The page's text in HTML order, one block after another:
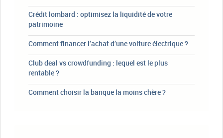
Crédit lombard : optimisez la liquidité de votre
patrimoine
Comment financer l’achat d’une voiture électrique ?
Club deal vs crowdfunding : lequel est le plus
rentable ?
Comment choisir la banque la moins chère ?